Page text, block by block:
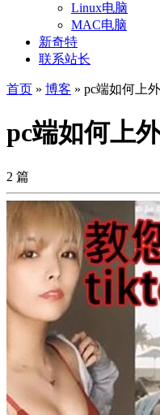
Linux电脑
MAC电脑
新奇特
联系站长
首页 » 博客 » pc端如何上
pc端如何上
2 篇